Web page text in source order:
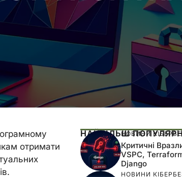
отримати
НАЙБІЛЬШНОВИНИ
Критичні
VSPC,
Django
НОВИНИ